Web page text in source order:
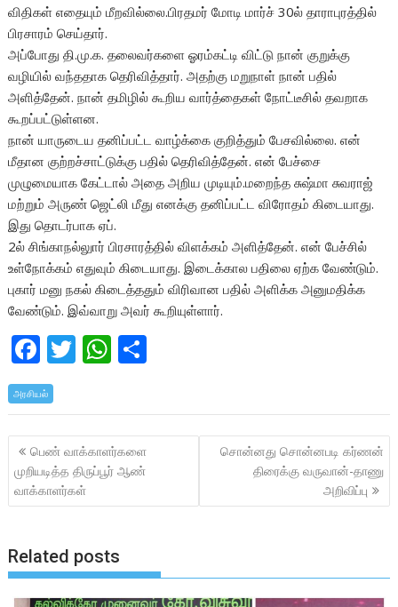
விதிகள் எதையும் மீறவில்லை.பிரதமர் மோடி மார்ச் 30ல் தாராபுரத்தில்
பிரசாரம் செய்தார்.
அப்போது தி.மு.க. தலைவர்களை ஓரம்கட்டி விட்டு நான் குறுக்கு
வழியில் வந்ததாக தெரிவித்தார். அதற்கு மறுநாள் நான் பதில்
அளித்தேன். நான் தமிழில் கூறிய வார்த்தைகள் நோட்டீசில் தவறாக
கூறப்பட்டுள்ளன.
நான் யாருடைய தனிப்பட்ட வாழ்க்கை குறித்தும் பேசவில்லை. என்
மீதான குற்றச்சாட்டுக்கு பதில் தெரிவித்தேன். என் பேச்சை
முழுமையாக கேட்டால் அதை அறிய முடியும்.மறைந்த சுஷ்மா சுவராஜ்
மற்றும் அருண் ஜெட்லி மீது எனக்கு தனிப்பட்ட விரோதம் கிடையாது.
இது தொடர்பாக ஏப்.
2ல் சிங்காநல்லுார் பிரசாரத்தில் விளக்கம் அளித்தேன். என் பேச்சில்
உள்நோக்கம் எதுவும் கிடையாது. இடைக்கால பதிலை ஏற்க வேண்டும்.
புகார் மனு நகல் கிடைத்ததும் விரிவான பதில் அளிக்க அனுமதிக்க
வேண்டும். இவ்வாறு அவர் கூறியுள்ளார்.
F
ac
e
b
o
o
k
T
itt
er
W
at
s
A
p
p
ar
e
அரசியல்
Post
navigation
பெண் வாக்காளர்களை
முறியடித்த திருப்பூர் ஆண்
வாக்காளர்கள்
சொன்னது சொன்னபடி கர்ணன்
திரைக்கு வருவான்-தாணு
அறிவிப்பு
Related posts